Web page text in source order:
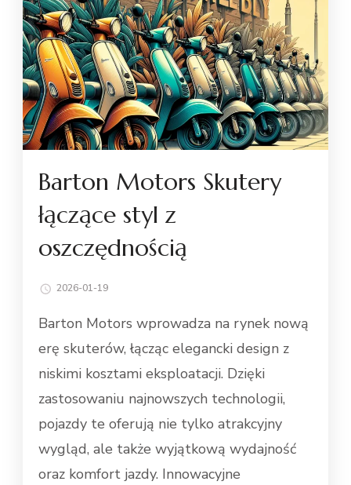
Barton Motors Skutery
łączące styl z
oszczędnością
2026-01-19
Barton Motors wprowadza na rynek nową
erę skuterów, łącząc elegancki design z
niskimi kosztami eksploatacji. Dzięki
zastosowaniu najnowszych technologii,
pojazdy te oferują nie tylko atrakcyjny
wygląd, ale także wyjątkową wydajność
oraz komfort jazdy. Innowacyjne